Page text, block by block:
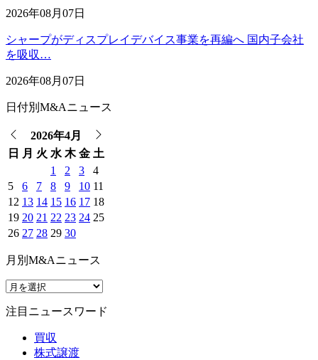
2026年08月07日
シャープがディスプレイデバイス事業を再編へ 国内子会社
を吸収…
2026年08月07日
日付別M&Aニュース
2026年4月
日
月 火 水 木 金 土
1
2 3
4
5
6 7 8 9 10 11
12 13 14 15 16 17 18
19 20 21 22 23 24 25
26 27 28 29 30
月別M&Aニュース
注目ニュースワード
買収
株式譲渡